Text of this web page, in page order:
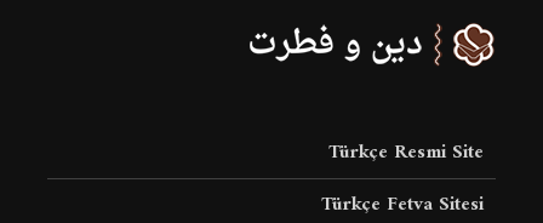
Türkçe Resmi Site
Türkçe Fetva Sitesi